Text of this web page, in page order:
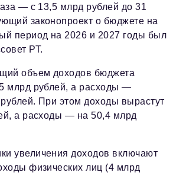
— с 13,5 млрд рублей до 31
законопроект о бюджете на
период на 2026 и 2027 годы был
РТ.
объем доходов бюджета
млрд рублей, а расходы —
При этом доходы вырастут
а расходы — на 50,4 млрд
увеличения доходов включают
физических лиц (4 млрд